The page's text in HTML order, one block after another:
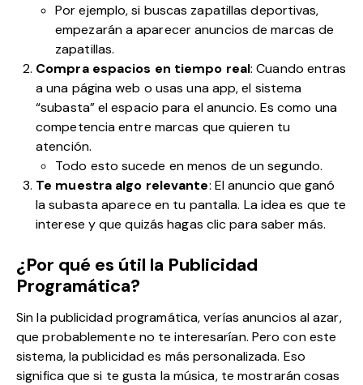
Por ejemplo, si buscas zapatillas deportivas,
empezarán a aparecer anuncios de marcas de
zapatillas.
Compra espacios en tiempo real: Cuando entras
a una página web o usas una app, el sistema
“subasta” el espacio para el anuncio. Es como una
competencia entre marcas que quieren tu
atención.
Todo esto sucede en menos de un segundo.
Te muestra algo relevante: El anuncio que ganó
la subasta aparece en tu pantalla. La idea es que te
interese y que quizás hagas clic para saber más.
¿Por qué es útil la Publicidad
Programática?
Sin la publicidad programática, verías anuncios al azar,
que probablemente no te interesarían. Pero con este
sistema, la publicidad es más personalizada. Eso
significa que si te gusta la música, te mostrarán cosas